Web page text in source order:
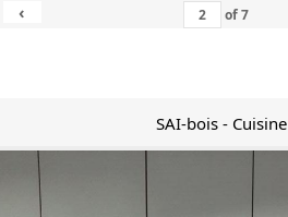
‹ of7
SAI-bois - Cuisine